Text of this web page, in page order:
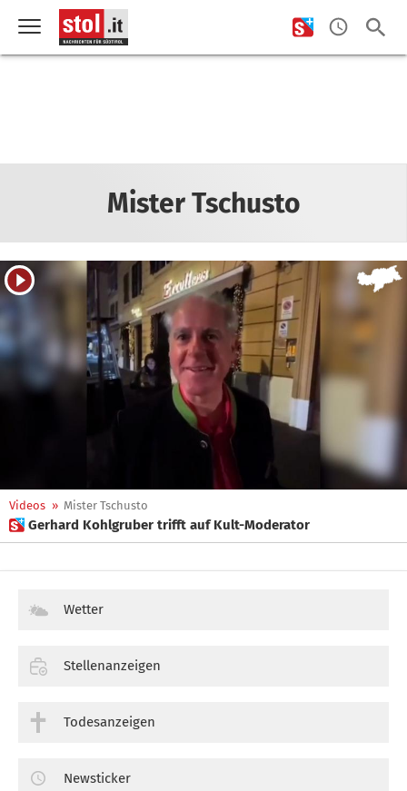
Mister Tschusto
Videos » Mister Tschusto
 Gerhard Kohlgruber trifft auf Kult-Moderator
Wetter
Stellenanzeigen
Todesanzeigen
Newsticker